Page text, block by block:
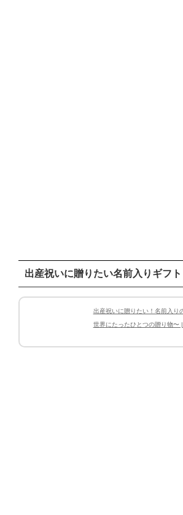
出産祝いに贈りたい名前入りギフト
出産祝いに贈りたい！名前入り
世界にたったひとつの贈り物〜